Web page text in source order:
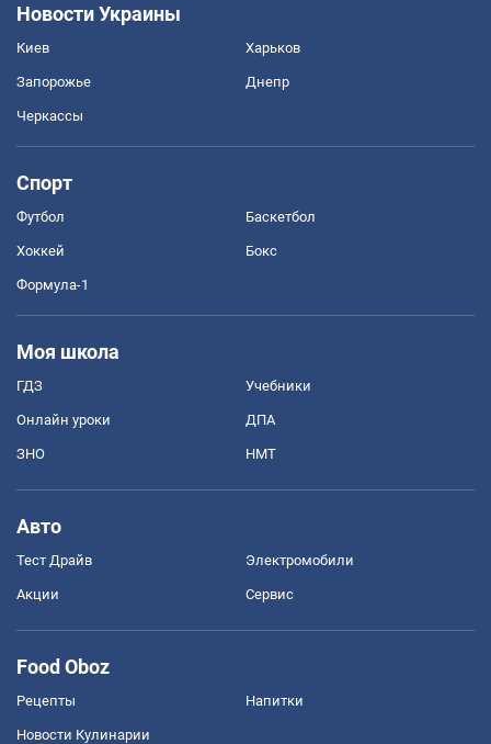
Новости Украины
Киев Харьков
Запорожье Днепр
Черкассы
Спорт
Футбол Баскетбол
Хоккей Бокс
Формула-1
Моя школа
ГДЗ Учебники
Онлайн уроки ДПА
ЗНО НМТ
Авто
Тест Драйв Электромобили
Акции Сервис
Food Oboz
Рецепты Напитки
Новости Кулинарии